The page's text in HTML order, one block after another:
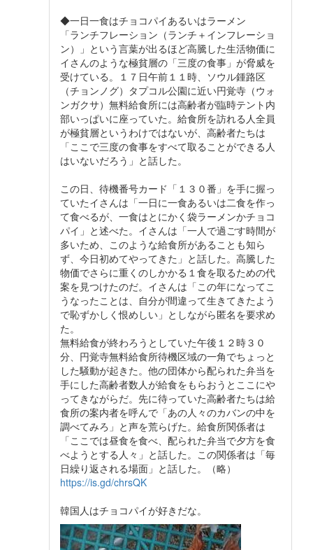
◆一日一食はチョコパイあるいはラーメン
「ランチフレーション（ランチ＋インフレーショ
ン）」という言葉が出るほど高騰した生活物価に
イさんのような極貧層の「三度の食事」が脅威を
受けている。１７日午前１１時、ソウル鍾路区
（チョンノグ）タプコル公園に近い円覚寺（ウォ
ンガクサ）無料給食所には高齢者が臨時テント内
部いっぱいに座っていた。給食所を訪れる人全員
が極貧層というわけではないが、高齢者たちは
「ここで三度の食事をすべて取ることができる人
はいないだろう」と話した。
この日、待機番号カード「１３０番」を手に握っ
ていたイさんは「一日に一食あるいは二食を作っ
て食べるが、一食はとにかく袋ラーメンかチョコ
パイ」と述べた。イさんは「一人で過ごす時間が
多いため、このような給食所があることも知ら
ず、今日初めてやってきた」と話した。高騰した
物価でさらに重くのしかかる１食を取るための代
案を見つけたのだ。イさんは「この年になってこ
うなったことは、自分が間違って生きてきたよう
で恥ずかしく恨めしい」としながら匿名を要求め
た。
無料給食が終わろうとしていた午後１２時３０
分、円覚寺無料給食所待機区域の一角でちょっと
した騒動が起きた。他の団体から配られた弁当を
手にした高齢者数人が給食をもらおうとここにや
ってきながらだ。先に待っていた高齢者たちは給
食所の案内者を呼んで「あの人々のカバンの中を
調べてみろ」と声を荒らげた。給食所関係者は
「ここでは昼食を食べ、配られた弁当で夕方を食
べようとする人々」と話した。この関係者は「毎
日繰り返される場面」と話した。（略）
https://is.gd/chrsQK
韓国人はチョコパイが好きだな。